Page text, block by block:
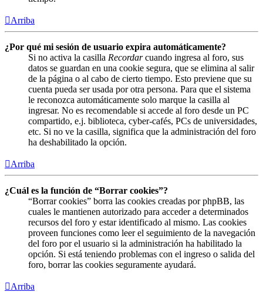
Arriba
¿Por qué mi sesión de usuario expira automáticamente?
Si no activa la casilla Recordarcuando ingresa al foro, sus
datos se guardan en una cookie segura, que se elimina al salir
de la página o al cabo de cierto tiempo. Esto previene que su
cuenta pueda ser usada por otra persona. Para que el sistema
le reconozca automáticamente solo marque la casilla al
ingresar. No es recomendable si accede al foro desde un PC
compartido, e.j. biblioteca, cyber-cafés, PCs de universidades,
etc. Si no ve la casilla, significa que la administración del foro
ha deshabilitado la opción.
Arriba
¿Cuál es la función de “Borrar cookies”?
“Borrar cookies” borra las cookies creadas por phpBB, las
cuales le mantienen autorizado para acceder a determinados
recursos del foro y estar identificado al mismo. Las cookies
proveen funciones como leer el seguimiento de la navegación
del foro por el usuario si la administración ha habilitado la
opción. Si está teniendo problemas con el ingreso o salida del
foro, borrar las cookies seguramente ayudará.
Arriba